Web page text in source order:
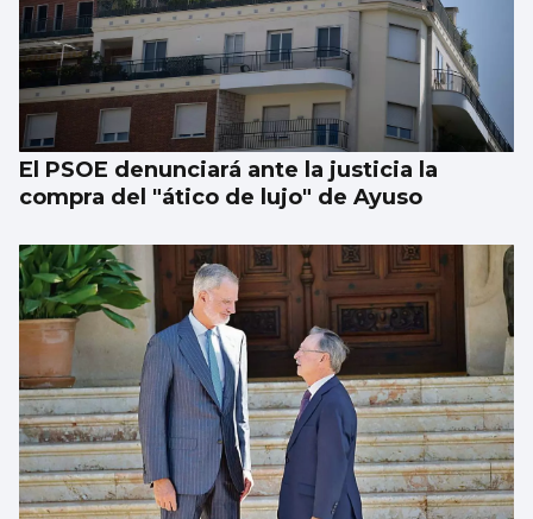
El PSOE denunciará ante la justicia la
compra del "ático de lujo" de Ayuso